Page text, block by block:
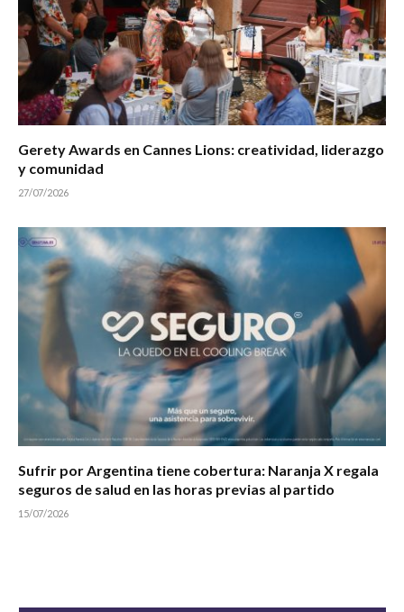
Gerety Awards en Cannes Lions: creatividad, liderazgo
y comunidad
27/07/2026
Sufrir por Argentina tiene cobertura: Naranja X regala
seguros de salud en las horas previas al partido
15/07/2026